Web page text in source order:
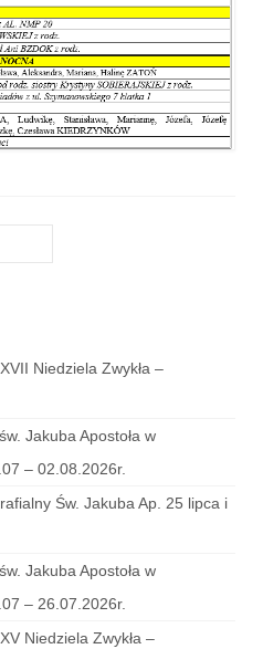
chorych
Niedziela Zwykła –
Jakuba Apostoła w
– 02.08.2026r.
Św. Jakuba Ap. 25 lipca i
Jakuba Apostoła w
– 26.07.2026r.
Niedziela Zwykła –